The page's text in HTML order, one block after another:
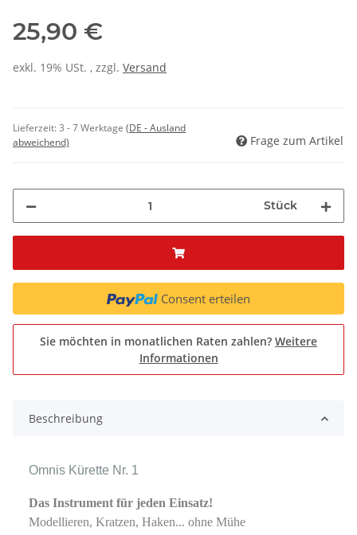
25,90 €
exkl. 19% USt. , zzgl. Versand
Lieferzeit:3 - 7 Werktage (DE - Ausland
abweichend)
Frage zum Artikel
Stück
Consent erteilen
Sie möchten in monatlichen Raten zahlen? Weitere
Informationen
Beschreibung
Omnis Kürette Nr. 1
Das Instrument für jeden Einsatz!
Modellieren, Kratzen, Haken... ohne Mühe